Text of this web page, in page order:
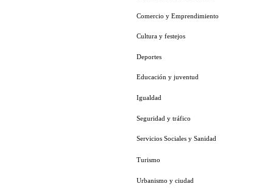
Comercio y Emprendimiento
Cultura y festejos
Deportes
Educación y juventud
Igualdad
Seguridad y tráfico
Servicios Sociales y Sanidad
Turismo
Urbanismo y ciudad